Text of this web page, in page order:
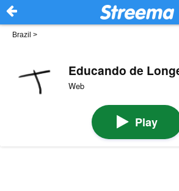
Brazil >
Educando de
Web
Play